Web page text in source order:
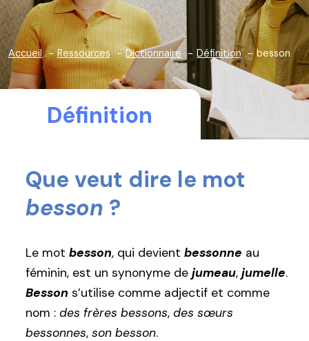
Accueil Ressources Dictionnaire Définition besson
Définition
Que veut dire le mot
besson ?
Le mot besson, qui devient bessonne au
féminin, est un synonyme de jumeau, jumelle.
Besson s’utilise comme adjectif et comme
nom : des frères bessons, des sœurs
bessonnes, son besson.